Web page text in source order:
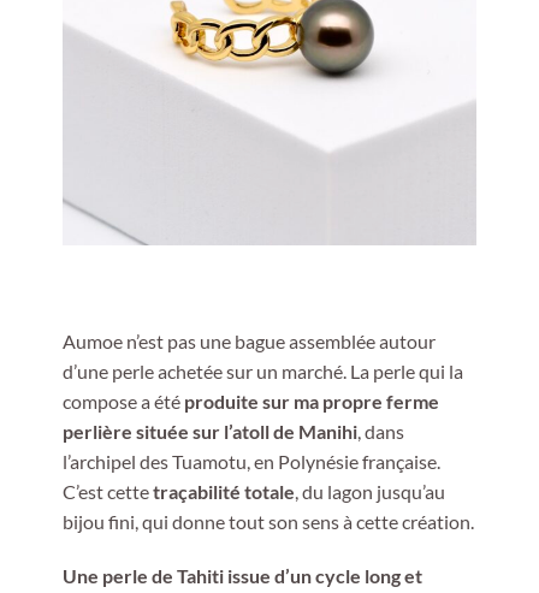
Aumoe n’est pas une bague assemblée autour
d’une perle achetée sur un marché. La perle qui la
compose a été produite sur ma propre ferme
perlière située sur l’atoll de Manihi, dans
l’archipel des Tuamotu, en Polynésie française.
C’est cettetraçabilité totale , du lagon jusqu’au
bijou fini, qui donne tout son sens à cette création.
Une perle de Tahiti issue d’un cycle long et